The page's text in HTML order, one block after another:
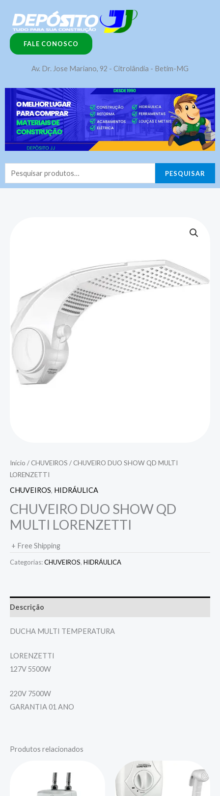
para
conteúdoFALE CONOSCO
Av. Dr. Jose Mariano, 92 - Citrolândia - Betim-MG
Pesquisar
por:
PESQUISAR
Início / CHUVEIROS / CHUVEIRO DUO SHOW QD MULTI
LORENZETTI
CHUVEIROS, HIDRÁULICA
CHUVEIRO DUO SHOW QD
MULTI LORENZETTI
+ Free Shipping
Categorias:CHUVEIROS, HIDRÁULICA
Descrição
DUCHA MULTI TEMPERATURA
LORENZETTI
127V 5500W
220V 7500W
GARANTIA 01 ANO
Produtos relacionados